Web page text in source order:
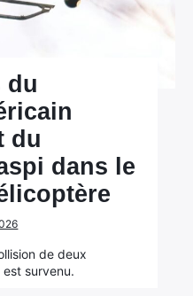
du
du
dans le
de deux
survenu.